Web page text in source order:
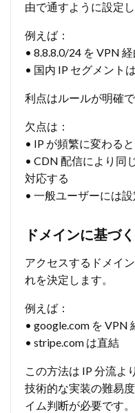
由で通すように設定し
例えば：
• 8.8.8.0/24 を VPN 経
• 国内 IP セグメント
利点はルールが明確で
欠点は：
• IP が頻繁に変わる
• CDN 配信により同
対応する
• 一般ユーザーには
ドメインに基づ
アクセスするドメイ
れを決定します。
例えば：
• google.com を VPN
• stripe.com は直結
この方法は IP 分流よ
技術的な実装の難易
イム判断が必要です。